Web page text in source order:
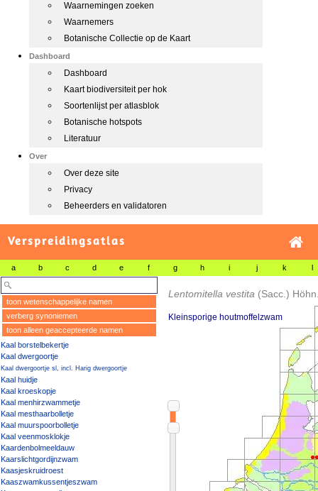
Waarnemingen zoeken
Waarnemers
Botanische Collectie op de Kaart
Dashboard
Dashboard
Kaart biodiversiteit per hok
Soortenlijst per atlasblok
Botanische hotspots
Literatuur
Over
Over deze site
Privacy
Beheerders en validatoren
Verspreidingsatlas
a b c d e f g h i j k l
toon wetenschappelijke namen
verberg synoniemen
toon alleen geaccepteerde namen
Kaal borstelbekertje
Kaal dwergoortje
Kaal dwergoortje sl, incl. Harig dwergoortje
Kaal huidje
Kaal kroeskopje
Kaal menhirzwammetje
Kaal mesthaarbolletje
Kaal muurspoorbolletje
Kaal veenmosklokje
Kaardenbolmeeldauw
Kaarslichtgordijnzwam
Kaasjeskruidroest
Kaaszwamkussentjeszwam
Lentomitella vestita (Sacc.)
Kleinsporige houtmoffelzwam